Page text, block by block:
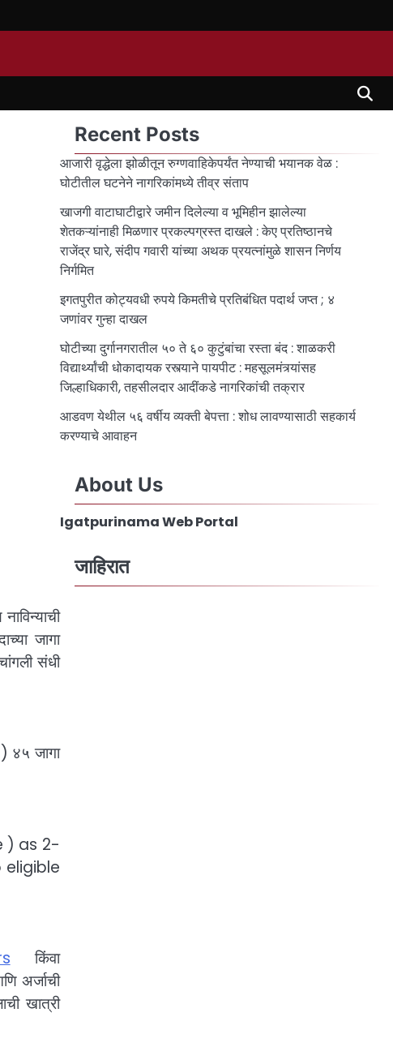
जागा
संधी
जागा
) as 2-
किंवा
अर्जाची
खात्री
Recent Posts
आजारी वृद्धेला झोळीतून रुग्णवाहिकेपर्यंत नेण्याची भयानक वेळ :
घोटीतील घटनेने नागरिकांमध्ये तीव्र संताप
खाजगी वाटाघाटीद्वारे जमीन दिलेल्या व भूमिहीन झालेल्या
शेतकऱ्यांनाही मिळणार प्रकल्पग्रस्त दाखले : केए प्रतिष्ठानचे
राजेंद्र घारे, संदीप गवारी यांच्या अथक प्रयत्नांमुळे शासन निर्णय
निर्गमित
इगतपुरीत कोट्यवधी रुपये किमतीचे प्रतिबंधित पदार्थ जप्त ; ४
जणांवर गुन्हा दाखल
घोटीच्या दुर्गानगरातील ५० ते ६० कुटुंबांचा रस्ता बंद : शाळकरी
विद्यार्थ्यांची धोकादायक रस्त्याने पायपीट : महसूलमंत्र्यांसह
जिल्हाधिकारी, तहसीलदार आदींकडे नागरिकांची तक्रार
आडवण येथील ५६ वर्षीय व्यक्ती बेपत्ता : शोध लावण्यासाठी सहकार्य
करण्याचे आवाहन
About Us
Igatpurinama Web Portal
जाहिरात